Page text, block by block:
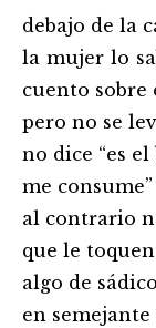
debajo de la
la mujer lo
cuento sobre
pero no se
no dice “es
me consume”
al contrario
que le
algo de
en